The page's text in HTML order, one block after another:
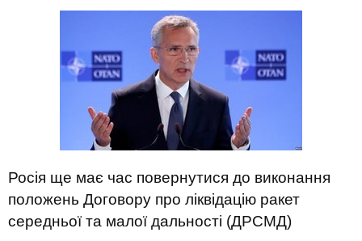
Росія ще має час повернутися до виконання
положень Договору про ліквідацію ракет
середньої та малої дальності (ДРСМД)